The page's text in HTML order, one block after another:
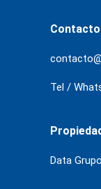
Contacto
Tel /
Data